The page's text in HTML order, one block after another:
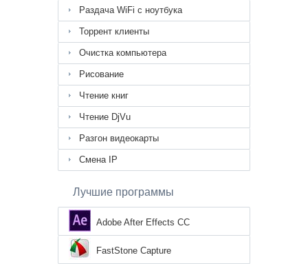
Раздача WiFi с ноутбука
Торрент клиенты
Очистка компьютера
Рисование
Чтение книг
Чтение DjVu
Разгон видеокарты
Смена IP
Лучшие программы
Adobe After Effects CC
FastStone Capture